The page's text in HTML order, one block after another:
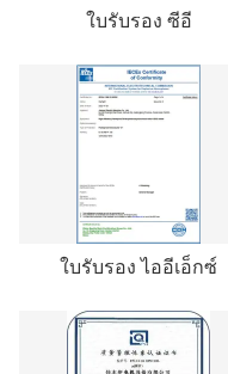
ใบรับรอง ซีอี
ใบรับรอง ไออีเอ็กซ์